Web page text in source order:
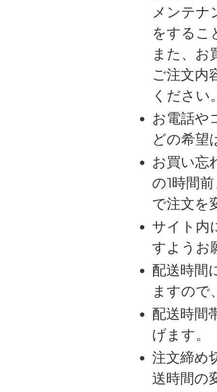
メンテナ
をするこ
また、お
ご注文内
ください
お電話や
どの希望
お買い忘
の1時間
で注文を
サイト内
すようお
配送時間
ますので
配送時間
げます。
注文締め
送時間の